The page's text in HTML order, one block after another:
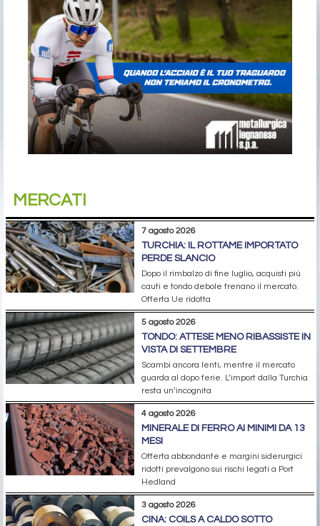
MERCATI
7 agosto 2026
TURCHIA: IL ROTTAME IMPORTATO
PERDE SLANCIO
Dopo il rimbalzo di fine luglio, acquisti più
cauti e tondo debole frenano il mercato.
Offerta Ue ridotta
5 agosto 2026
TONDO: ATTESE MENO RIBASSISTE IN
VISTA DI SETTEMBRE
Scambi ancora lenti, mentre il mercato
guarda al dopo ferie. L’import dalla Turchia
resta un’incognita
4 agosto 2026
MINERALE DI FERRO AI MINIMI DA 13
MESI
Offerta abbondante e margini siderurgici
ridotti prevalgono sui rischi legati a Port
Hedland
3 agosto 2026
CINA: COILS A CALDO SOTTO